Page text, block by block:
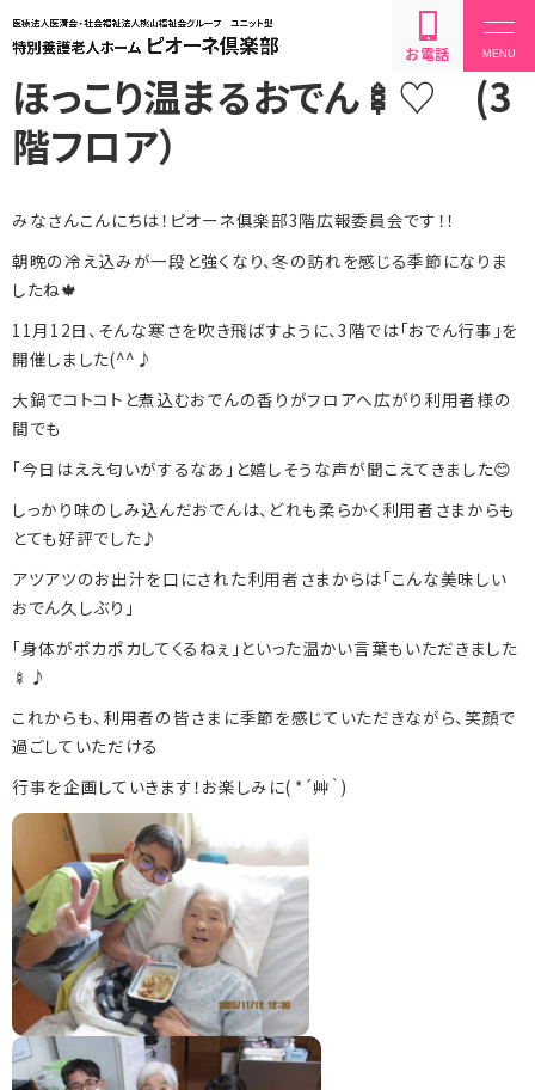
お電話
利用方法・料金
お問い合わせ
086-246-6363
086-246-6303
ほっこり温まるおでん🍢♡ (3
階フロア）
みなさんこんにちは！ピオーネ俱楽部3階広報委員会です！！
朝晩の冷え込みが一段と強くなり、冬の訪れを感じる季節になりま
したね🍁
11月 12日、そんな寒さを吹き飛ばすように、3 階では「おでん行事」を
開催しました(^^ ♪
大鍋でコトコトと煮込むおでんの香りがフロアへ広がり利用者様の
間でも
「今日はええ匂いがするなあ」と嬉しそうな声が聞こえてきました😊
しっかり味のしみ込んだおでんは、どれも柔らかく利用者さまからも
とても好評でした♪
アツアツのお出汁を口にされた利用者さまからは「こんな美味しい
おでん久しぶり」
「身体がポカポカしてくるねぇ」といった温かい言葉もいただきました
🍢♪
これからも、利用者の皆さまに季節を感じていただきながら、笑顔で
過ごしていただける
行事を企画していきます！お楽しみに( * ´艸｀ )